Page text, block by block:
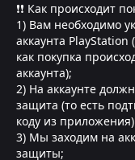
❗❗ Как происходит
1) Вам необходимо
аккаунта PlayStation
как покупка
аккаунта);
2) На аккаунте
защита (то есть
коду из
3) Мы заходим на
защиты;